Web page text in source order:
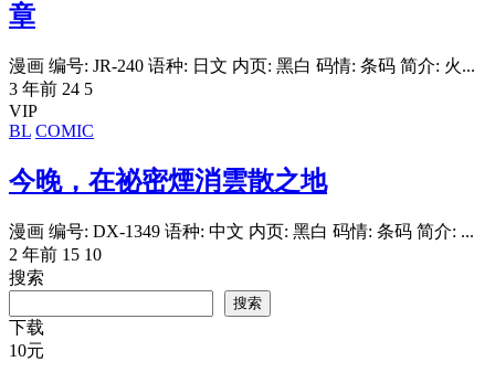
章
漫画 编号: JR-240 语种: 日文 内页: 黑白 码情: 条码 简介: 火...
3 年前 24 5
VIP
BL COMIC
今晚，在祕密煙消雲散之地
漫画 编号: DX-1349 语种: 中文 内页: 黑白 码情: 条码 简介: ...
2 年前 15 10
搜索
搜索
下载
10元